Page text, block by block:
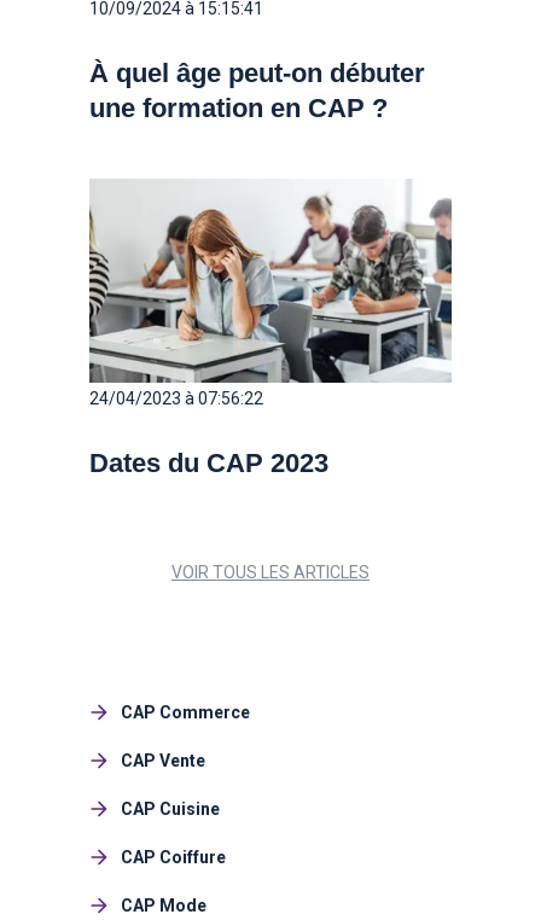
10/09/2024 à 15:15:41
À quel âge peut-on débuter
une formation en CAP ?
24/04/2023 à 07:56:22
Dates du CAP 2023
VOIR TOUS LES ARTICLES
CAP Commerce
CAP Vente
CAP Cuisine
CAP Coiffure
CAP Mode